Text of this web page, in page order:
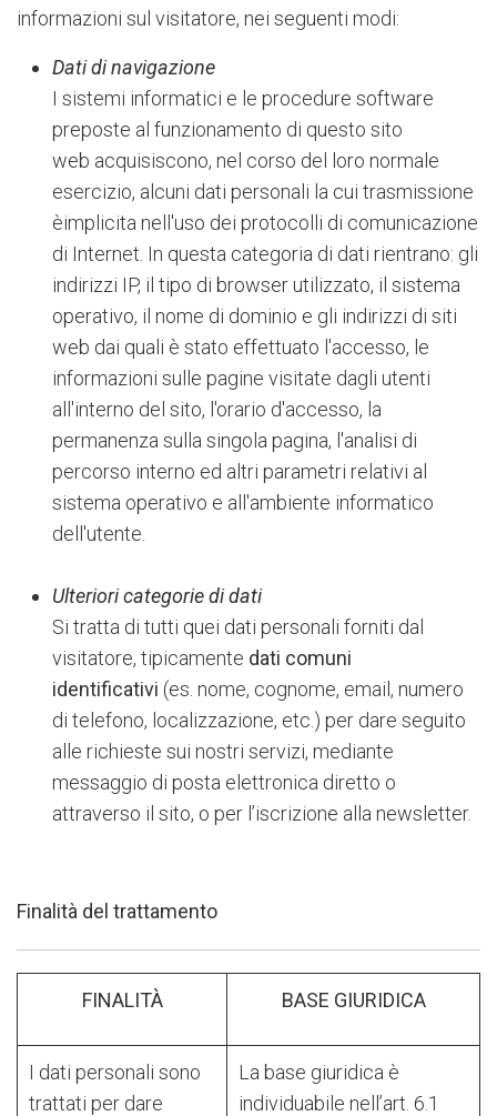
informazioni sul visitatore, nei seguenti modi:
Dati di navigazione
I sistemi informatici e le procedure software
preposte al funzionamento di questo sito
web acquisiscono, nel corso del loro normale
esercizio, alcuni dati personali la cui trasmissione
èimplicita nell'uso dei protocolli di comunicazione
di Internet. In questa categoria di dati rientrano: gli
indirizzi IP, il tipo di browser utilizzato, il sistema
operativo, il nome di dominio e gli indirizzi di siti
web dai quali è stato effettuato l'accesso, le
informazioni sulle pagine visitate dagli utenti
all'interno del sito, l'orario d'accesso, la
permanenza sulla singola pagina, l'analisi di
percorso interno ed altri parametri relativi al
sistema operativo e all'ambiente informatico
dell'utente.
Ulteriori categorie di dati
Si tratta di tutti quei dati personali forniti dal
visitatore, tipicamente dati comuni
identificativi (es. nome, cognome, email, numero
di telefono, localizzazione, etc.) per dare seguito
alle richieste sui nostri servizi, mediante
messaggio di posta elettronica diretto o
attraverso il sito, o per l’iscrizione alla newsletter.
Finalità del trattamento
FINALITÀ BASE GIURIDICA
I dati personali sono
trattati per dare
La base giuridica è
individuabile nell’art. 6.1